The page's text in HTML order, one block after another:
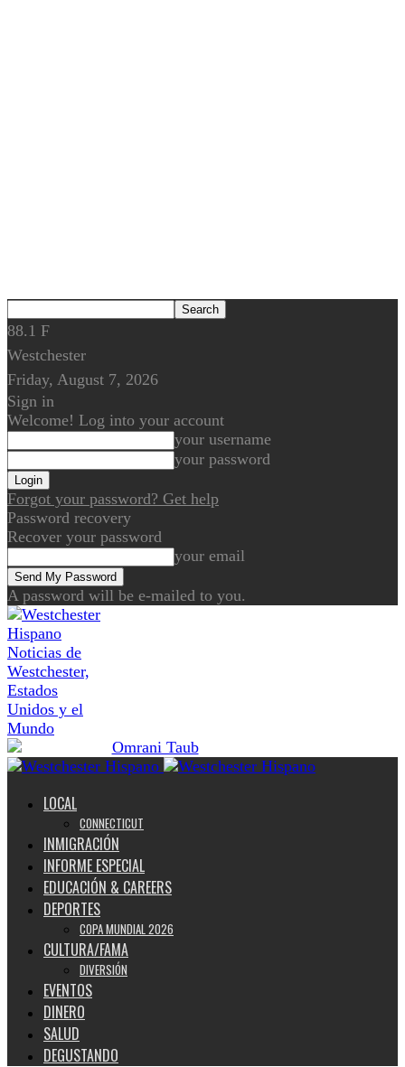
88.1 F
Westchester
Friday, August 7, 2026
Sign in
Welcome! Log into your account
your username
your password
Forgot your password? Get help
Password recovery
Recover your password
your email
A password will be e-mailed to you.
Noticias de
Westchester,
Estados
Unidos y el
Mundo
LOCAL
CONNECTICUT
INMIGRACIÓN
INFORME ESPECIAL
EDUCACIÓN & CAREERS
DEPORTES
COPA MUNDIAL 2026
CULTURA/FAMA
DIVERSIÓN
EVENTOS
DINERO
SALUD
DEGUSTANDO